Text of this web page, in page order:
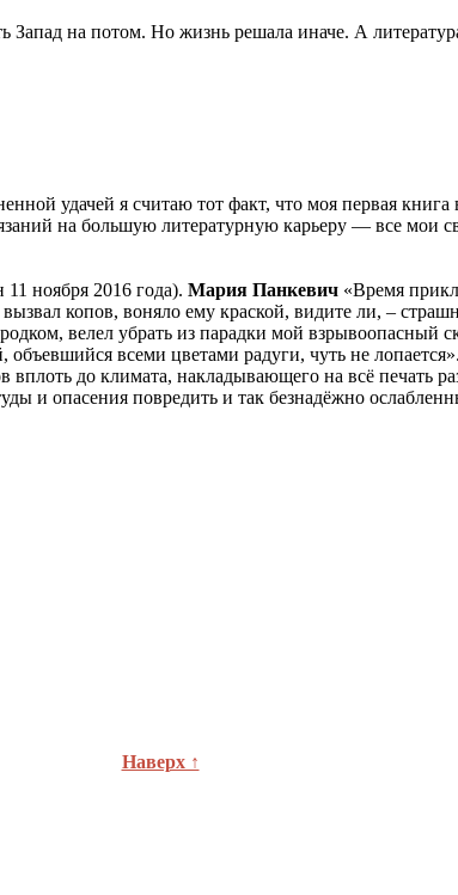
Запад на потом. Но жизнь решала иначе. А
удачей я считаю тот факт, что моя первая
на большую литературную карьеру — все мои
ноября 2016 года). Мария Панкевич «Время
копов, воняло ему краской, видите ли, –
велел убрать из парадки мой взрывоопасный
всеми цветами радуги, чуть не лопается».
вплоть до климата, накладывающего на всё печать
и опасения повредить и так безнадёжно
Наверх ↑